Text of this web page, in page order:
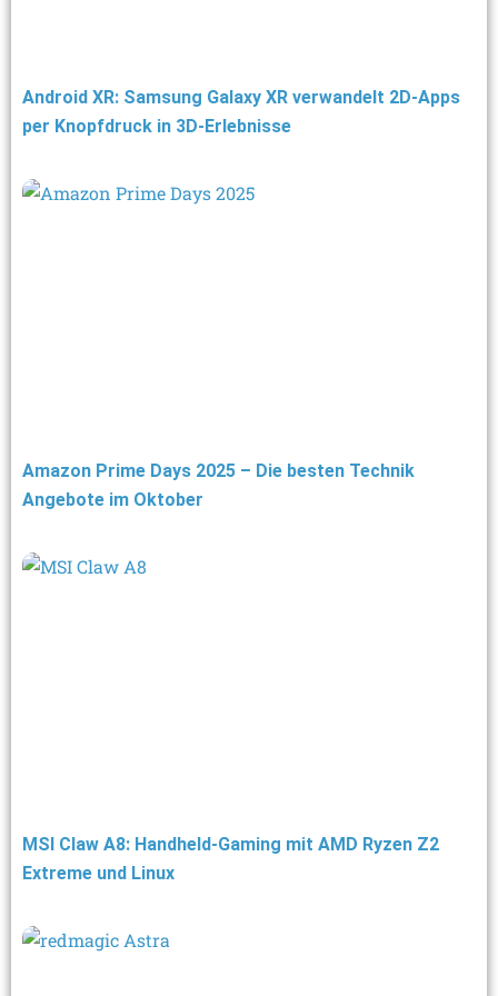
Android XR: Samsung Galaxy XR verwandelt 2D-Apps
per Knopfdruck in 3D-Erlebnisse
Amazon Prime Days 2025 – Die besten Technik
Angebote im Oktober
MSI Claw A8: Handheld-Gaming mit AMD Ryzen Z2
Extreme und Linux